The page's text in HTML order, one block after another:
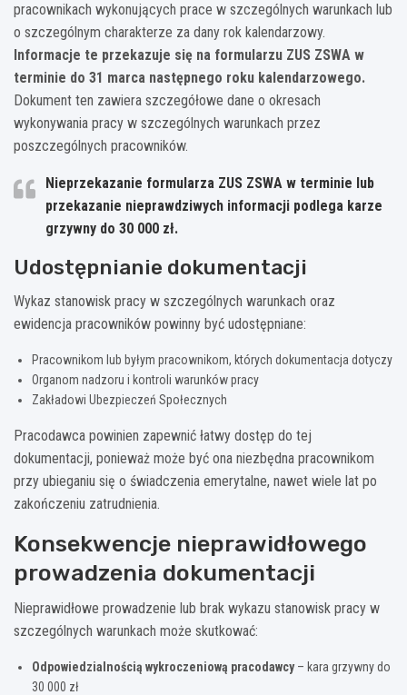
pracownikach wykonujących prace w szczególnych warunkach lub
o szczególnym charakterze za dany rok kalendarzowy.
Informacje te przekazuje się na formularzu ZUS ZSWA w
terminie do 31 marca następnego roku kalendarzowego.
Dokument ten zawiera szczegółowe dane o okresach
wykonywania pracy w szczególnych warunkach przez
poszczególnych pracowników.
Nieprzekazanie formularza ZUS ZSWA w terminie lub
przekazanie nieprawdziwych informacji podlega karze
grzywny do 30 000 zł.
Udostępnianie dokumentacji
Wykaz stanowisk pracy w szczególnych warunkach oraz
ewidencja pracowników powinny być udostępniane:
Pracownikom lub byłym pracownikom, których dokumentacja dotyczy
Organom nadzoru i kontroli warunków pracy
Zakładowi Ubezpieczeń Społecznych
Pracodawca powinien zapewnić łatwy dostęp do tej
dokumentacji, ponieważ może być ona niezbędna pracownikom
przy ubieganiu się o świadczenia emerytalne, nawet wiele lat po
zakończeniu zatrudnienia.
Konsekwencje nieprawidłowego
prowadzenia dokumentacji
Nieprawidłowe prowadzenie lub brak wykazu stanowisk pracy w
szczególnych warunkach może skutkować:
Odpowiedzialnością wykroczeniową pracodawcy– kara grzywny do
30 000 zł